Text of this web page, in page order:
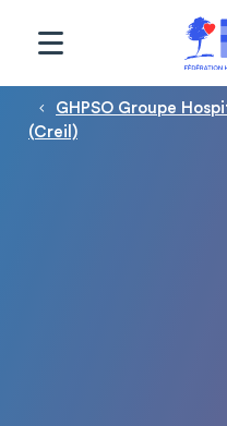
Fil d'Ariane
GHPSO Groupe
(Creil)
Panneau de gestion des